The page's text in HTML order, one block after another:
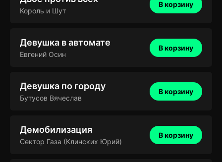
Король и Шут
В корзину
Девушка в автомате
Евгений Осин
В корзину
Девушка по городу
Бутусов Вячеслав
В корзину
Демобилизация
Сектор Газа (Клинских Юрий)
В корзину